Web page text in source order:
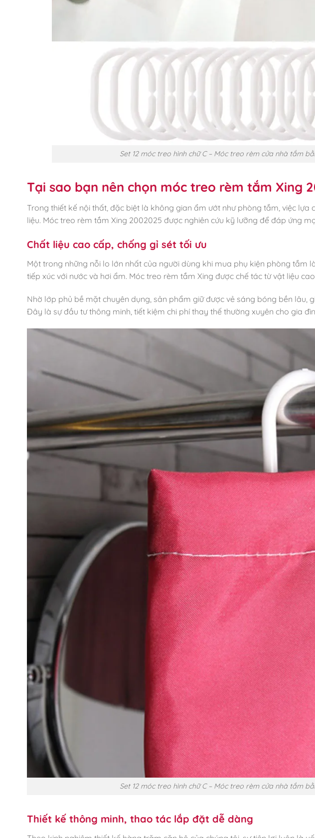
Set 12 móc treo hình chữ C – Móc treo rèm cửa nhà tắm
Tại sao bạn nên chọn móc treo rèm tắm Xing
Trong thiết kế nội thất, đặc biệt là không gian ẩm ướt như phòng tắm, việc lựa
liệu. Móc treo rèm tắm Xing 2002025 được nghiên cứu kỹ lưỡng để đáp ứng
Chất liệu cao cấp, chống gỉ sét tối ưu
Một trong những nỗi lo lớn nhất của người dùng khi mua phụ kiện phòng tắm
tiếp xúc với nước và hơi ẩm. Móc treo rèm tắm Xing được chế tác từ vật liệu
Nhờ lớp phủ bề mặt chuyên dụng, sản phẩm giữ được vẻ sáng bóng bền lâu,
Đây là sự đầu tư thông minh, tiết kiệm chi phí thay thế thường xuyên cho gia
Set 12 móc treo hình chữ C – Móc treo rèm cửa nhà tắm
Thiết kế thông minh, thao tác lắp đặt dễ dàng